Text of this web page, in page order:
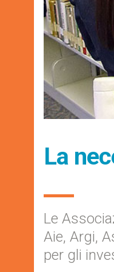
La
Le
Aie, Argi,
per gli